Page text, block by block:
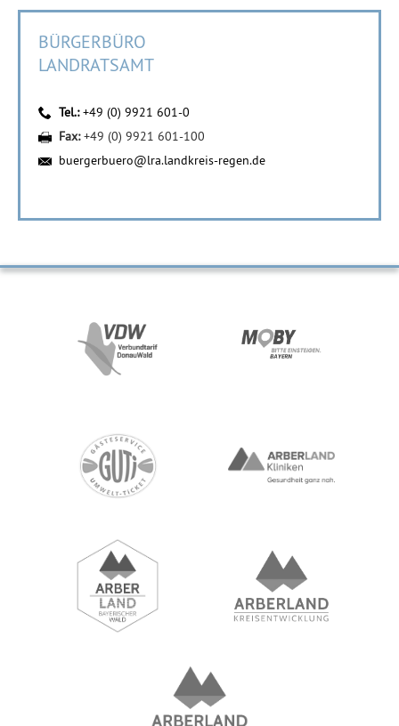
BÜRGERBÜRO
LANDRATSAMT
Tel.:+49 (0) 9921 601-0
Fax:+49 (0) 9921 601-100
buergerbuero@lra.landkreis-regen.de